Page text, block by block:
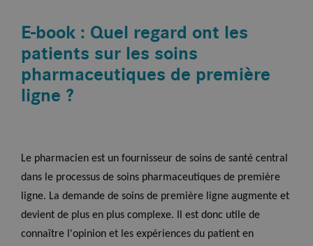
E-book : Quel regard ont les
patients sur les soins
pharmaceutiques de première
ligne ?
Le pharmacien est un fournisseur de soins de santé central
dans le processus de soins pharmaceutiques de première
ligne. La demande de soins de première ligne augmente et
devient de plus en plus complexe. Il est donc utile de
connaître l'opinion et les expériences du patient en